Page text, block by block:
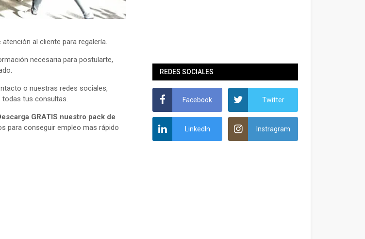
al cliente para regalería.
necesaria para postularte,
o nuestras redes sociales,
tus consultas.
GRATIS nuestro pack de
para conseguir empleo mas rápido
REDES SOCIALES
Facebook Twitter
LinkedIn Instragram